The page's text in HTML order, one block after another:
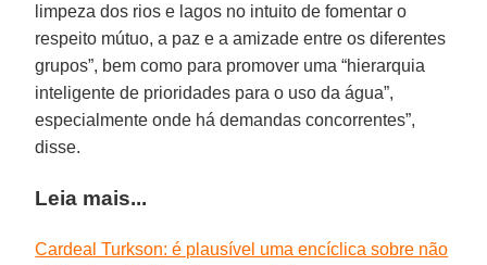
limpeza dos rios e lagos no intuito de fomentar o
respeito mútuo, a paz e a amizade entre os diferentes
grupos”, bem como para promover uma “hierarquia
inteligente de prioridades para o uso da água”,
especialmente onde há demandas concorrentes”,
disse.
Leia mais...
Cardeal Turkson: é plausível uma encíclica sobre não